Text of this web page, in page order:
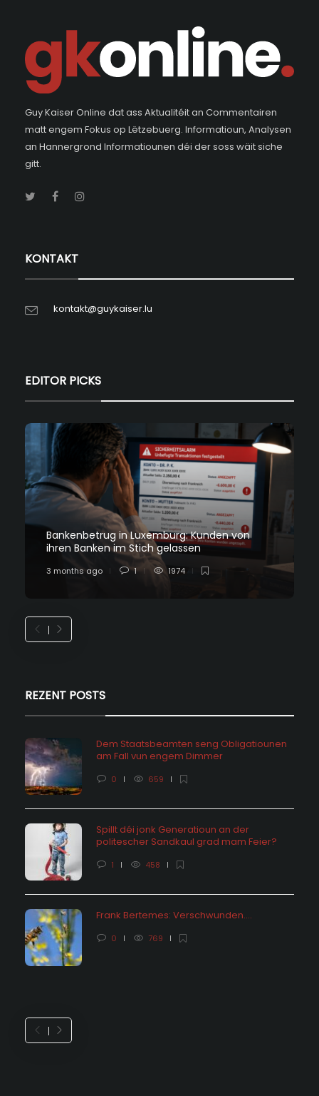
Guy Kaiser Online dat ass Aktualitéit an Commentairen
matt engem Fokus op Lëtzebuerg. Informatioun, Analysen
an Hannergrond Informatiounen déi der soss wäit siche
gitt.
KONTAKT
kontakt@guykaiser.lu
EDITOR PICKS
Bankenbetrug in Luxemburg: Kunden von
ihren Banken im Stich gelassen
3 months ago 1 1974
REZENT POSTS
Dem Staatsbeamten seng Obligatiounen
am Fall vun engem Dimmer
0 659
Spillt déi jonk Generatioun an der
politescher Sandkaul grad mam Feier?
1 458
Frank Bertemes: Verschwunden….
0 769